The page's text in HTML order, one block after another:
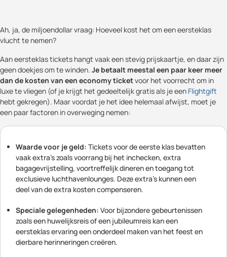
Ah, ja, de miljoendollar vraag: Hoeveel kost het om een eersteklas
vlucht te nemen?
Aan eersteklas tickets hangt vaak een stevig prijskaartje, en daar zijn
geen doekjes om te winden. Je betaalt meestal een paar keer meer
dan de kosten van een economy ticketvoor het voorrecht om in
luxe te vliegen (of je krijgt het gedeeltelijk gratis als je een Flightgift
hebt gekregen). Maar voordat je het idee helemaal afwijst, moet je
een paar factoren in overweging nemen:
Waarde voor je geld: Tickets voor de eerste klas bevatten
vaak extra's zoals voorrang bij het inchecken, extra
bagagevrijstelling, voortreffelijk dineren en toegang tot
exclusieve luchthavenlounges. Deze extra's kunnen een
deel van de extra kosten compenseren.
Speciale gelegenheden: Voor bijzondere gebeurtenissen
zoals een huwelijksreis of een jubileumreis kan een
eersteklas ervaring een onderdeel maken van het feest en
dierbare herinneringen creëren.